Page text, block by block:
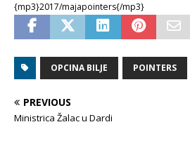
{mp3}2017/majapointers{/mp3}
OPCINA BILJE POINTERS
PREVIOUS
Ministrica Žalac u Dardi